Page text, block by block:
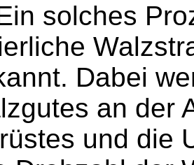
solches
Dabei
an der
und die